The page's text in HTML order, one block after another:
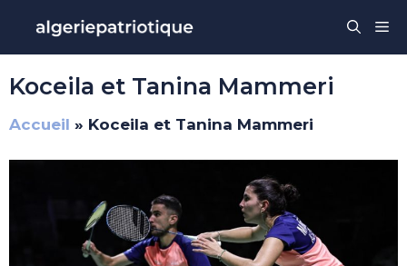
contenu
Koceila et Tanina Mammeri
Accueil » Koceila et Tanina Mammeri